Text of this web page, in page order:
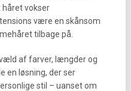
håret vokser
være en skånsom
tilbage på.
af farver, længder og
en løsning, der ser
stil – uanset om